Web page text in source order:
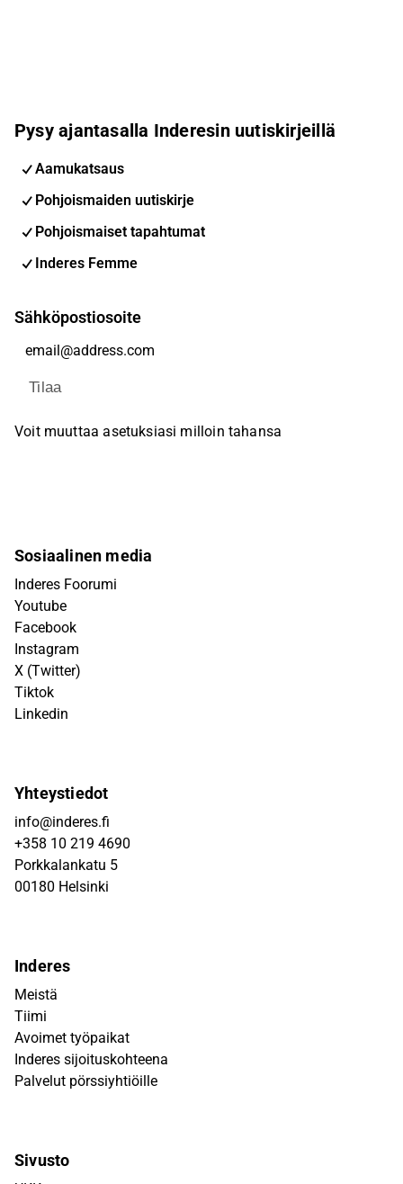
Pysy ajantasalla Inderesin uutiskirjeillä
Aamukatsaus
Pohjoismaiden uutiskirje
Pohjoismaiset tapahtumat
Inderes Femme
Sähköpostiosoite
Tilaa
Voit muuttaa asetuksiasi milloin tahansa
Sosiaalinen media
Inderes Foorumi
Youtube
Facebook
Instagram
X (Twitter)
Tiktok
Linkedin
Yhteystiedot
info@inderes.fi
+358 10 219 4690
Porkkalankatu 5
00180 Helsinki
Inderes
Meistä
Tiimi
Avoimet työpaikat
Inderes sijoituskohteena
Palvelut pörssiyhtiöille
Sivusto